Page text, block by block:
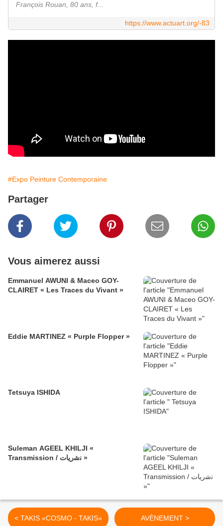
François Rouan, 80 ans, f...
https://www.actuart.org/-83
#Expo Peinture Contemporaine
Partager
Vous aimerez aussi
Emmanuel AWUNI & Maceo GOY-
CLAIRET « Les Traces du Vivant »
Eddie MARTINEZ « Purple Flopper »
Tetsuya ISHIDA
Suleman AGEEL KHILJI «
Transmission / ﻧﺷرﯾﺎت »
< TAKIS «COSMO - TAKIS» AVÈNEMENT >